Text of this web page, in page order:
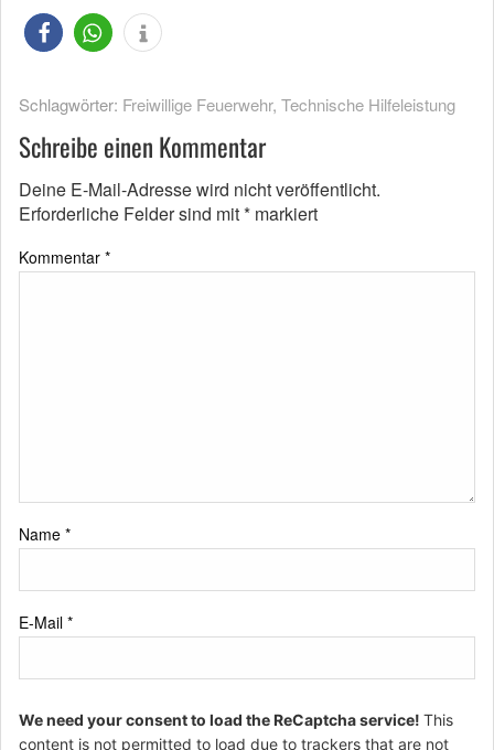
Schlagwörter: Freiwillige Feuerwehr, Technische Hilfeleistung
Schreibe einen Kommentar
Deine E-Mail-Adresse wird nicht veröffentlicht.
Erforderliche Felder sind mit* markiert
Kommentar *
Name *
E-Mail *
We need your consent to load the ReCaptcha service! This
content is not permitted to load due to trackers that are not